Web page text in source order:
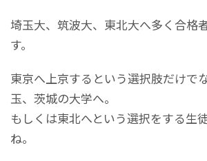
埼玉大、筑波大、東北大へ多く合格
す。
東京へ上京するという選択肢だけで
玉、茨城の大学へ。
もしくは東北へという選択をする生
ね。